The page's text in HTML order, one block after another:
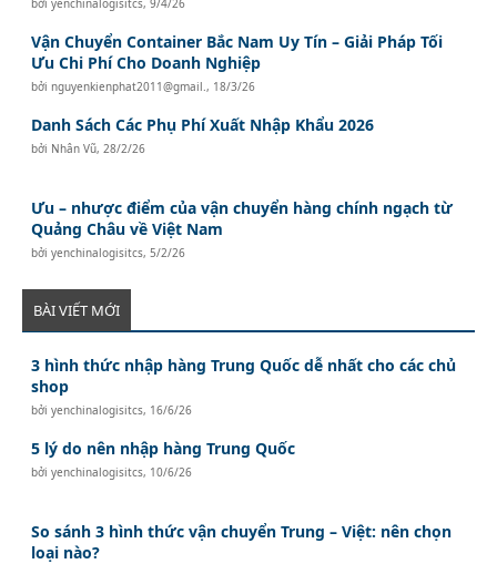
Vận Chuyển Container Bắc Nam Uy Tín – Giải Pháp Tối
Ưu Chi Phí Cho Doanh Nghiệp
bởinguyenkienphat2011@gmail. , 18/3/26
Danh Sách Các Phụ Phí Xuất Nhập Khẩu 2026
bởi Nhân Vũ, 28/2/26
Ưu – nhược điểm của vận chuyển hàng chính ngạch từ
Quảng Châu về Việt Nam
bởiyenchinalogisitcs, 5/2/26
BÀI VIẾT MỚI
3 hình thức nhập hàng Trung Quốc dễ nhất cho các chủ
shop
bởiyenchinalogisitcs, 16/6/26
5 lý do nên nhập hàng Trung Quốc
bởiyenchinalogisitcs, 10/6/26
So sánh 3 hình thức vận chuyển Trung – Việt: nên chọn
loại nào?